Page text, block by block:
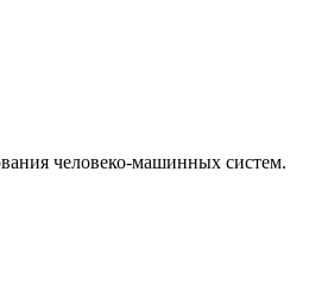
человеко-машинных систем.